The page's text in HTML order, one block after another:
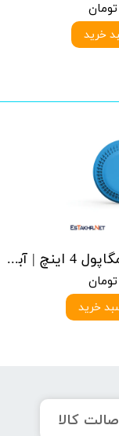
خرید
کفشور آنتی ورتکس مگاپول 4 اینچ | آبی یا سرمه ای
خرید
کالا